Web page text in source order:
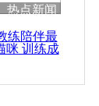
热点新闻
练陪伴最
咪 训练成